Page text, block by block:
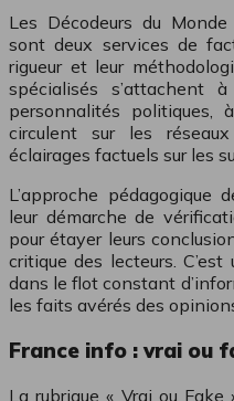
Les Décodeurs du
sont deux services de
rigueur et leur
spécialisés s’attachent
personnalités politiques,
circulent sur les
éclairages factuels sur les
L’approche pédagogique
leur démarche de
pour étayer leurs
critique des lecteurs.
dans le flot constant
les faits avérés des
France info : vrai ou
La rubrique « Vrai ou Fake